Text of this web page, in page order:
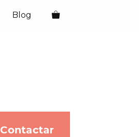
Blog
Contactar